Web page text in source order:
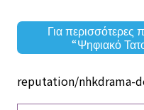
Για περισσότερες
“Ψηφιακό
reputation/nhkdrama-